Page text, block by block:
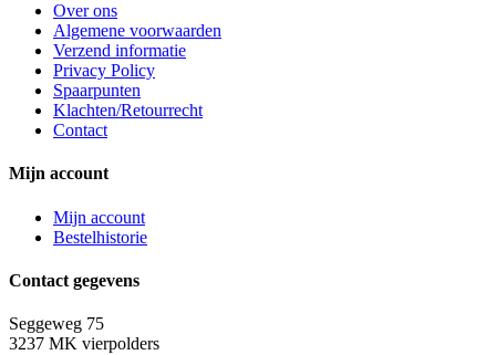
Over ons
Algemene voorwaarden
Verzend informatie
Privacy Policy
Spaarpunten
Klachten/Retourrecht
Contact
Mijn account
Mijn account
Bestelhistorie
Contact gegevens
Seggeweg 75
3237 MK vierpolders